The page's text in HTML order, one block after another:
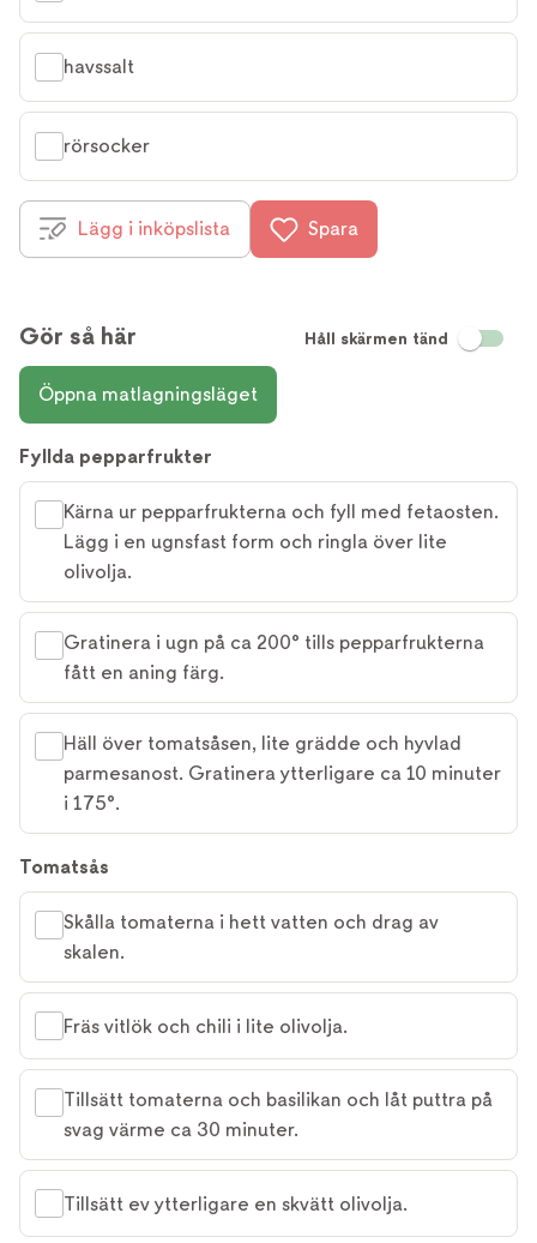
havssalt
rörsocker
Lägg i inköpslista Spara
Gör så här Håll skärmen tänd
Öppna matlagningsläget
Fyllda pepparfrukter
Kärna ur pepparfrukterna och fyll med fetaosten.
Lägg i en ugnsfast form och ringla över lite
olivolja.
Gratinera i ugn på ca 200° tills pepparfrukterna
fått en aning färg.
Häll över tomatsåsen, lite grädde och hyvlad
parmesanost. Gratinera ytterligare ca 10 minuter
i 175°.
Tomatsås
Skålla tomaterna i hett vatten och drag av
skalen.
Fräs vitlök och chili i lite olivolja.
Tillsätt tomaterna och basilikan och låt puttra på
svag värme ca 30 minuter.
Tillsätt ev ytterligare en skvätt olivolja.